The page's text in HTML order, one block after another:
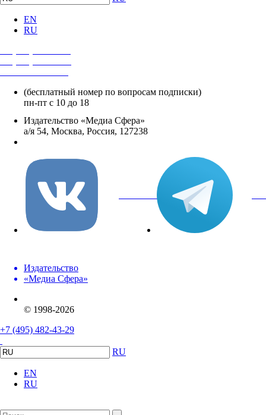
EN
RU
(бесплатный номер по вопросам подписки)
пн-пт с 10 до 18
Издательство «Медиа Сфера»
а/я 54, Москва, Россия, 127238
вКонтакте
Издательство
«Медиа Сфера»
© 1998-2026
+7 (495) 482-43-29
RU
EN
RU